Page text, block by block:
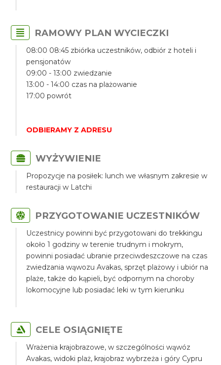
RAMOWY PLAN WYCIECZKI
08:00 08:45 zbiórka uczestników, odbiór z hoteli i
pensjonatów
09:00 - 13:00 zwiedzanie
13:00 - 14:00 czas na plażowanie
17:00 powrót
ODBIERAMY Z ADRESU
WYŻYWIENIE
Propozycje na posiłek: lunch we własnym zakresie w
restauracji w Latchi
PRZYGOTOWANIE UCZESTNIKÓW
Uczestnicy powinni być przygotowani do trekkingu
około 1 godziny w terenie trudnym i mokrym,
powinni posiadać ubranie przeciwdeszczowe na czas
zwiedzania wąwozu Avakas, sprzęt plażowy i ubiór na
plaże, także do kąpieli, być odpornym na choroby
lokomocyjne lub posiadać leki w tym kierunku
CELE OSIĄGNIĘTE
Wrażenia krajobrazowe, w szczególności wąwóz
Avakas, widoki plaż, krajobraz wybrzeża i góry Cypru